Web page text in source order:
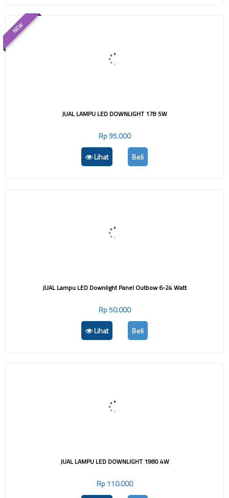
NEW
JUAL LAMPU LED DOWNLIGHT 178 5W
Rp 95.000
Lihat
Beli
JUAL Lampu LED Downlight Panel Outbow 6-24 Watt
Rp 50.000
Lihat
Beli
JUAL LAMPU LED DOWNLIGHT 1980 4W
Rp 110.000